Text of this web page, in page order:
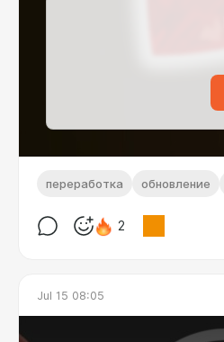
переработка обновление
2
Jul 15 08:05